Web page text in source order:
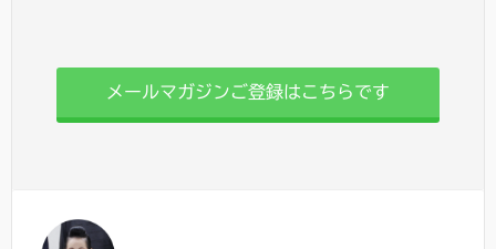
メールマガジンご登録はこちらです